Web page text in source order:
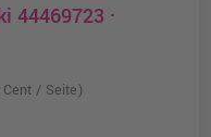
44469723 ·
/ Seite)